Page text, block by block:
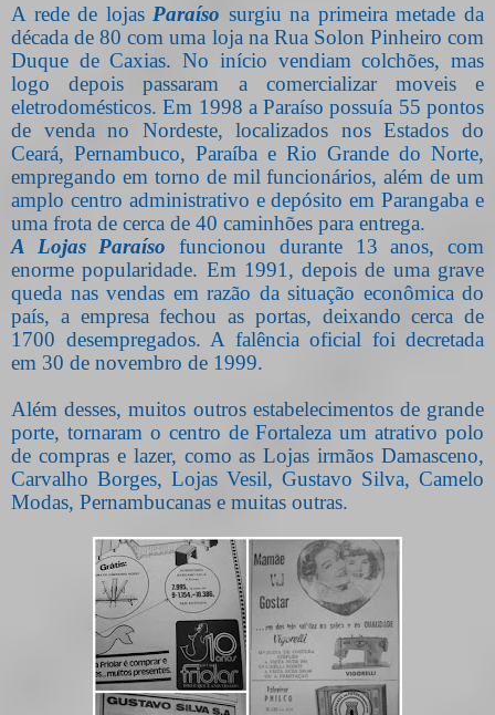
A rede de lojas Paraíso surgiu na primeira metade da
década de 80 com uma loja na Rua Solon Pinheiro com
Duque de Caxias. No início vendiam colchões, mas
logo depois passaram a comercializar moveis e
eletrodomésticos. Em 1998 a Paraíso possuía 55 pontos
de venda no Nordeste, localizados nos Estados do
Ceará, Pernambuco, Paraíba e Rio Grande do Norte,
empregando em torno de mil funcionários, além de um
amplo centro administrativo e depósito em Parangaba e
uma frota de cerca de 40 caminhões para entrega.
A Lojas Paraíso funcionou durante 13 anos, com
enorme popularidade. Em 1991, depois de uma grave
queda nas vendas em razão da situação econômica do
país, a empresafechou as portas, deixando cerca de
1700 desempregados. A falência oficial foi decretada
em 30 de novembro de 1999.
Além desses, muitos outros estabelecimentos de grande
porte, tornaram o centro de Fortaleza um atrativo polo
de compras e lazer, como as Lojas irmãos Damasceno,
Carvalho Borges, Lojas Vesil, Gustavo Silva, Camelo
Modas, Pernambucanas e muitas outras.